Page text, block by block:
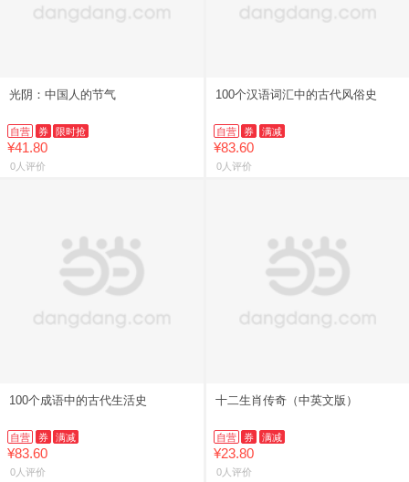
光阴：中国人的节气
自营 券 限时抢
¥41.80
0人评价
100个汉语词汇中的古代风俗史
自营 券 满减
¥83.60
0人评价
100个成语中的古代生活史
自营 券 满减
¥83.60
0人评价
十二生肖传奇（中英文版）
自营 券 满减
¥23.80
0人评价